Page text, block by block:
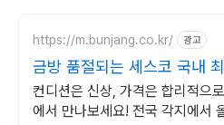
https://m.bunjang.co.kr/ 광고
금방 품절되는 세스코 국내
드 중고거래
컨디션은 신상, 가격은 합리적으
에서 만나보세요! 전국 각지에서